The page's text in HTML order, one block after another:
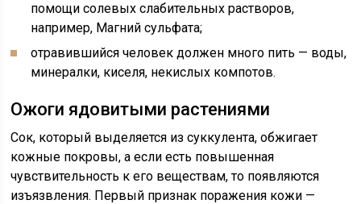
помощи солевых слабительных растворов,
например, Магний сульфата;
отравившийся человек должен много пить — воды,
минералки, киселя, некислых компотов.
Ожоги ядовитыми растениями
Сок, который выделяется из суккулента, обжигает
кожные покровы, а если есть повышенная
чувствительность к его веществам, то появляются
изъязвления. Первый признак поражения кожи —